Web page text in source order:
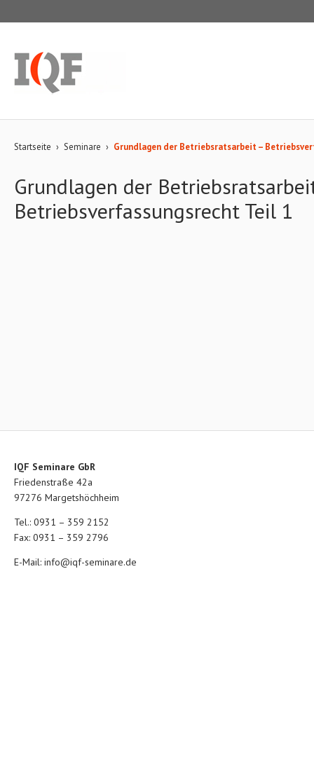
Startseite › Seminare › Grundlagen der Betriebsratsarbeit –
Grundlagen der
Betriebsverfassungsrecht Teil 1
IQF Seminare GbR
Friedenstraße 42a
97276 Margetshöchheim
Tel.: 0931 – 359 2152
Fax: 0931 – 359 2796
E-Mail: info@iqf-seminare.de